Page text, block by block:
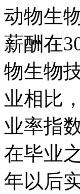
动物生
薪酬在
物生物
业相比
业率指
在毕业
年以后